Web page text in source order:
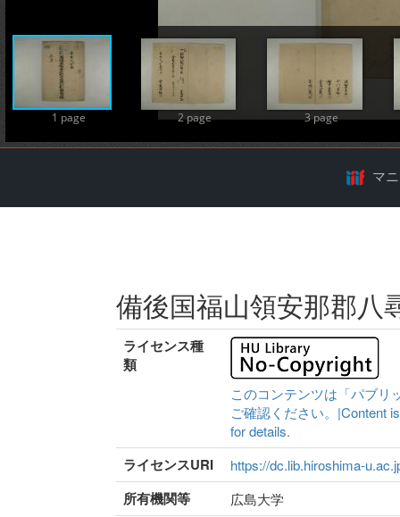
1 page 2 page 3 page
マ
備後国福山領安那郡八
ライセンス種
類
このコンテンツは「パブリ
ご確認ください。|Content
for details.
ライセンスURI https://dc.lib.hiroshima-
所有機関等 広島大学